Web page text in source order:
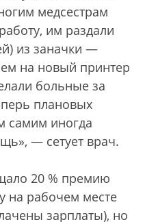
медсестрам
им раздали
из заначки —
на новый принтер
больные за
плановых
самим иногда
— сетует врач.
20 % премию
на рабочем месте
зарплаты), но